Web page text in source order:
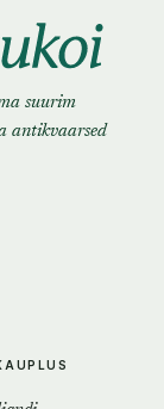
suurim
antikvaarsed